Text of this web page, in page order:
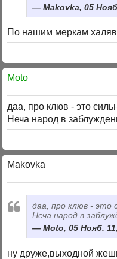
Makovka, 05
По нашим меркам
Moto
даа, про клюв - это
Неча народ в
Makovka
даа, про клюв - это
Неча народ в
Moto, 05 Нояб.
ну друже,выходной